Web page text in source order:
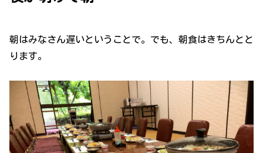
朝はみなさん遅いということで。でも、朝食はきちんとと
ります。